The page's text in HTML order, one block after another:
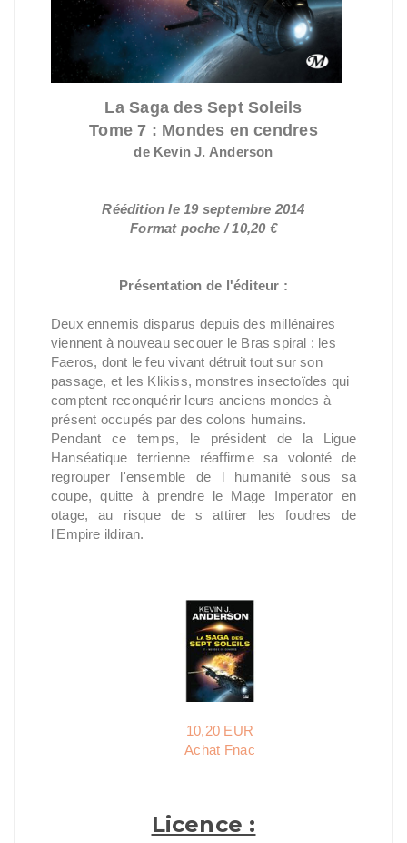
La Saga des Sept Soleils
Tome 7 : Mondes en cendres
de Kevin J. Anderson
Réédition le 19 septembre 2014
Format poche / 10,20 €
Présentation de l'éditeur :
Deux ennemis disparus depuis des millénaires
viennent à nouveau secouer le Bras spiral : les
Faeros, dont le feu vivant détruit tout sur son
passage, et les Klikiss, monstres insectoïdes qui
comptent reconquérir leurs anciens mondes à
présent occupés par des colons humains.
Pendant ce temps, le président de la Ligue
Hanséatique terrienne réaffirme sa volonté de
regrouper l'ensemble de l humanité sous sa
coupe, quitte à prendre le Mage Imperator en
otage, au risque de s attirer les foudres de
l'Empire ildiran.
10,20 EUR
Achat Fnac
Licence :